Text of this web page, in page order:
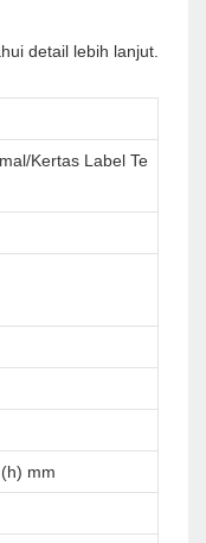
detail lebih lanjut.
Kertas Label Te
mm